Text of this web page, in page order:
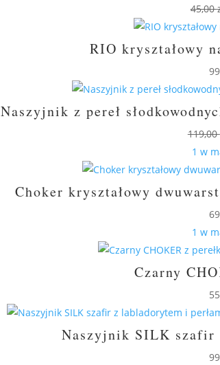
45,00
RIO kryształowy
Naszyjnik z pereł
119,00
1 w
Choker kryształowy
1 w
Czarny
Naszyjnik SILK szafir